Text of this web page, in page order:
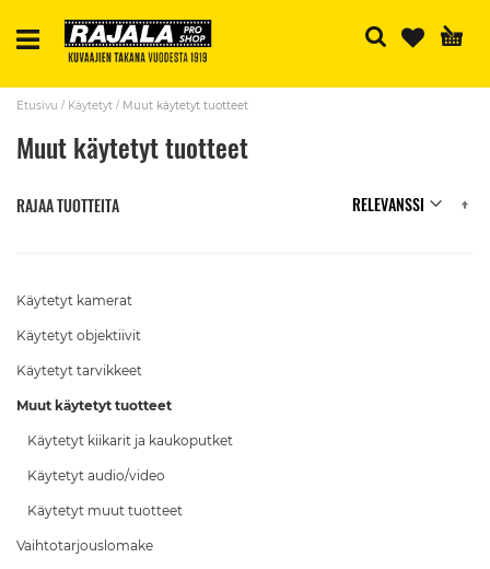
Etusivu Käytetyt Muut käytetyt tuotteet
Muut käytetyt tuotteet
Käytetyt kamerat
Käytetyt objektiivit
Käytetyt tarvikkeet
Muut käytetyt tuotteet
Käytetyt kiikarit ja kaukoputket
Käytetyt audio/video
Käytetyt muut tuotteet
Vaihtotarjouslomake
RAJAA TUOTTEITA